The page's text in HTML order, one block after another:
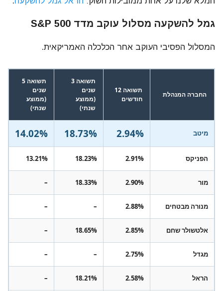
גמל להשקעה מסלול עוקב מדד S&P 500
המסלול הפסיבי העוקב אחר הכלכלה האמריקאית.
החברה המנהלת
תשואה 12
חודשים
תשואה 3
שנים
(ממוצע
שנתי)
תשואה 5
שנים
(ממוצע
שנתי)
מיטב 2.94%
18.73%
14.02%
הפניקס 2.91%
18.23%
13.21%
מור 2.90%
18.33%
–
מנורה מבטחים 2.88%
–
–
אלטשולר שחם 2.85%
18.65%
–
מגדל 2.75%
–
–
הראל 2.58%
18.21%
–